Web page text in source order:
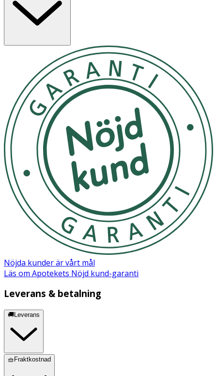
Nöjda kunder är vårt mål
Läs om Apotekets Nöjd kund-garanti
Leverans & betalning
🚚Leverans
🧺Fraktkostnad